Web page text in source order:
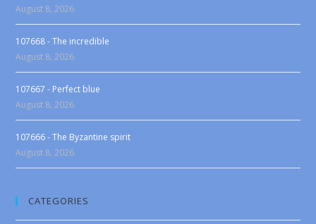
August 8, 2026
107668 - The incredible
August 8, 2026
107667 - Perfect blue
August 8, 2026
107666 - The Byzantine spirit
August 8, 2026
CATEGORIES